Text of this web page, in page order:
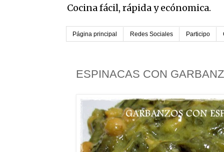
Cocina fácil, rápida y ecónomica.
Página principal Redes Sociales Participo
ESPINACAS CON